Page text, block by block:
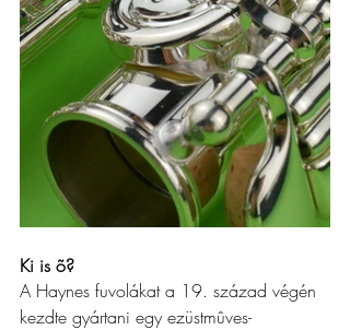
Ki is õ?
A Haynes fuvolákat a 19. század végén
kezdte gyártani egy ezüstmûves-